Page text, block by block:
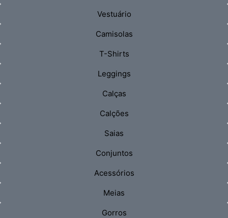
Vestuário
Camisolas
T-Shirts
Leggings
Calças
Calções
Saias
Conjuntos
Acessórios
Meias
Gorros